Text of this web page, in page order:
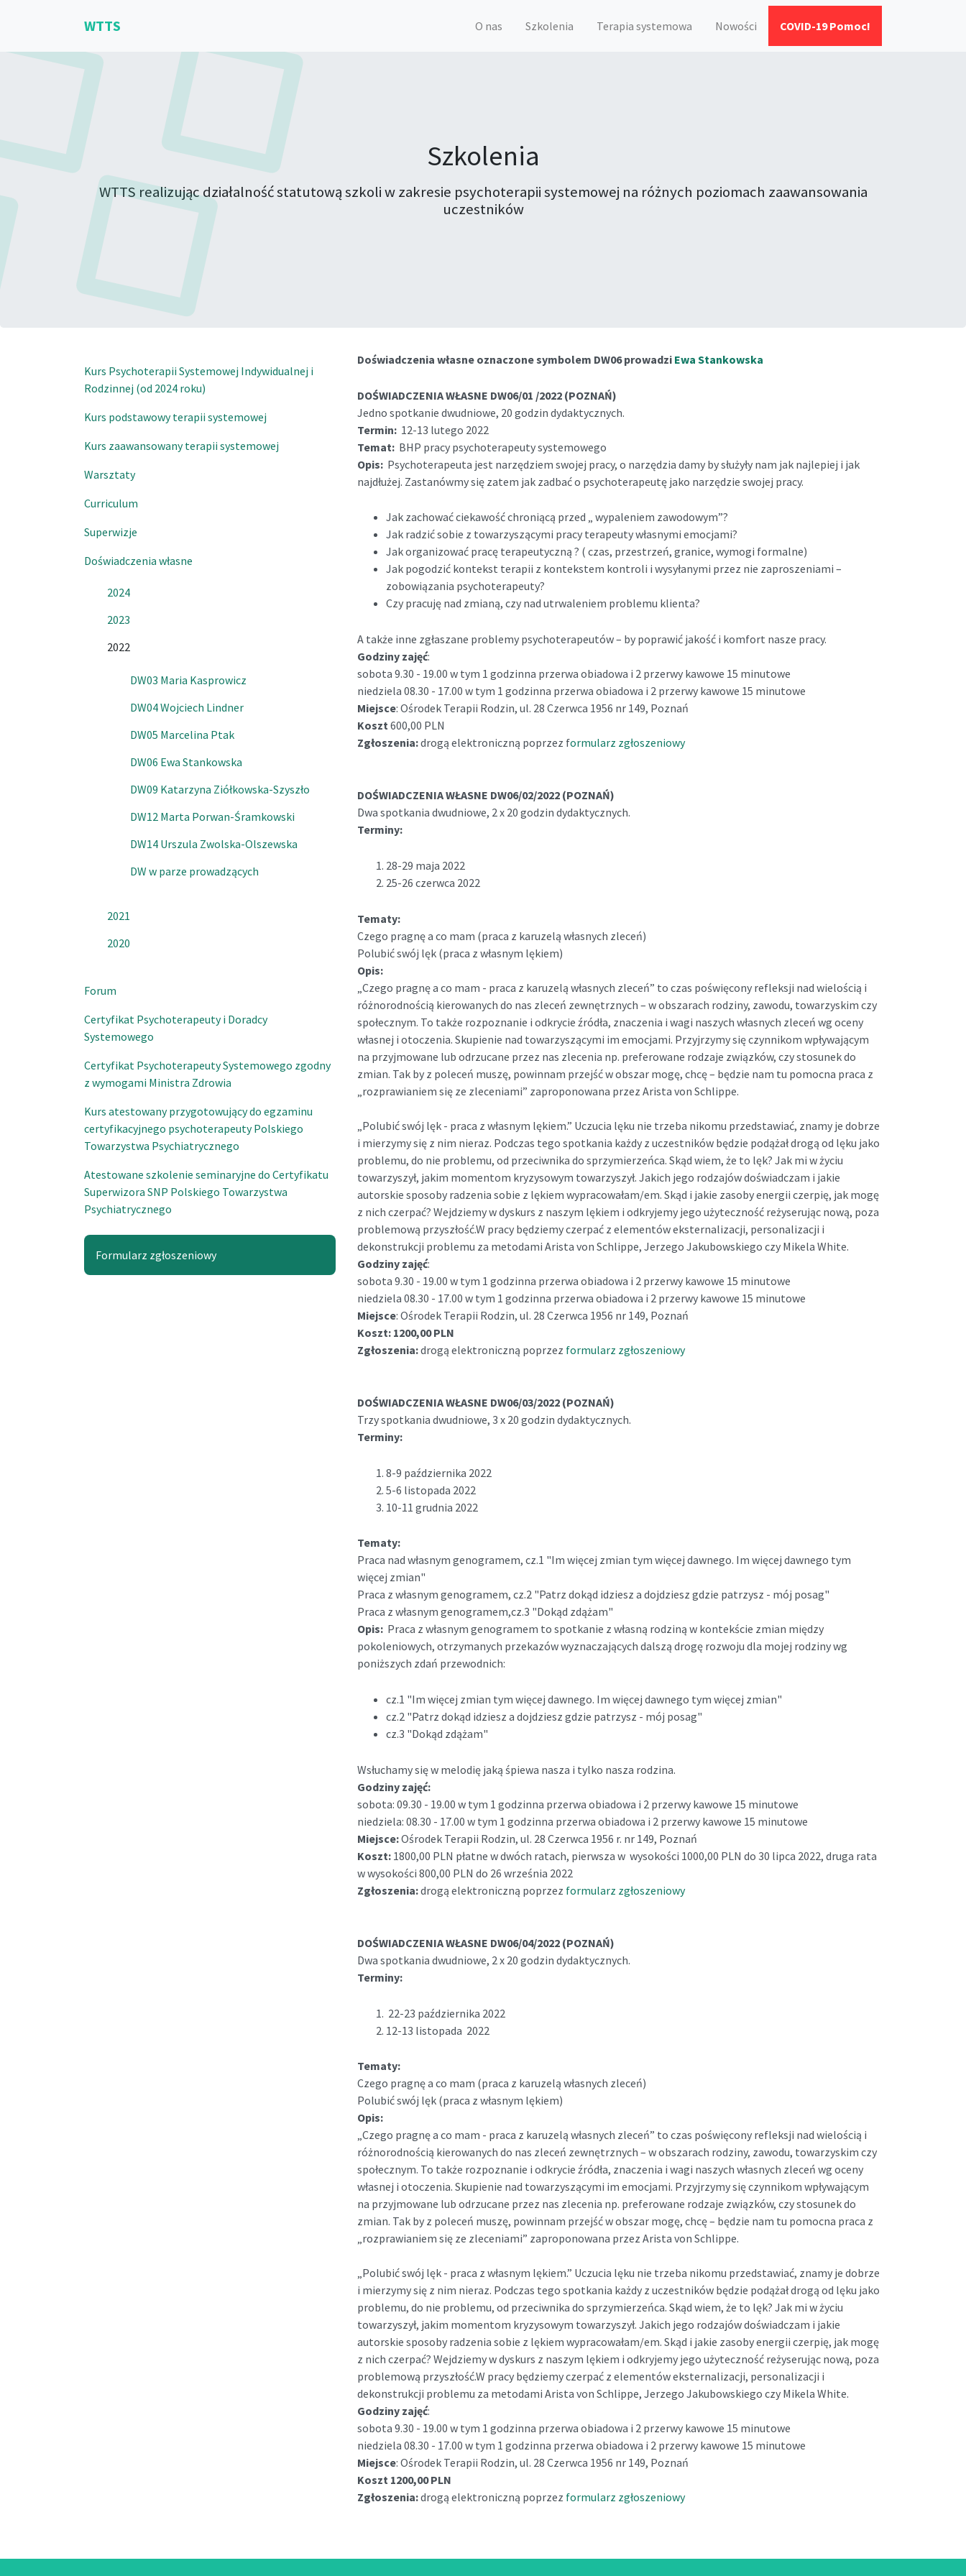
WTTS O nas Szkolenia Terapia systemowa Nowości COVID-19 Pomoc!
Szkolenia
WTTS realizując działalność statutową szkoli w zakresie psychoterapii systemowej na różnych poziomach zaawansowania
uczestników
Kurs Psychoterapii Systemowej Indywidualnej i
Rodzinnej (od 2024 roku)
Kurs podstawowy terapii systemowej
Kurs zaawansowany terapii systemowej
Warsztaty
Curriculum
Superwizje
Doświadczenia własne
2024
2023
2022
DW03 Maria Kasprowicz
DW04 Wojciech Lindner
DW05 Marcelina Ptak
DW06 Ewa Stankowska
DW09 Katarzyna Ziółkowska-Szyszło
DW12 Marta Porwan-Śramkowski
DW14 Urszula Zwolska-Olszewska
DW w parze prowadzących
2021
2020
Forum
Certyfikat Psychoterapeuty i Doradcy
Systemowego
Certyfikat Psychoterapeuty Systemowego zgodny
z wymogami Ministra Zdrowia
Kurs atestowany przygotowujący do egzaminu
certyfikacyjnego psychoterapeuty Polskiego
Towarzystwa Psychiatrycznego
Atestowane szkolenie seminaryjne do Certyfikatu
Superwizora SNP Polskiego Towarzystwa
Psychiatrycznego
Formularz zgłoszeniowy
Doświadczenia własne oznaczone symbolem DW06 prowadzi Ewa Stankowska
DOŚWIADCZENIA WŁASNE DW06/01 /2022 (POZNAŃ)
Jedno spotkanie dwudniowe, 20 godzin dydaktycznych.
Termin: 12-13 lutego 2022
Temat: BHP pracy psychoterapeuty systemowego
Opis: Psychoterapeuta jest narzędziem swojej pracy, o narzędzia damy by służyły nam jak najlepiej i jak
najdłużej. Zastanówmy się zatem jak zadbać o psychoterapeutę jako narzędzie swojej pracy.
Jak zachować ciekawość chroniącą przed „ wypaleniem zawodowym”?
Jak radzić sobie z towarzyszącymi pracy terapeuty własnymi emocjami?
Jak organizować pracę terapeutyczną ? ( czas, przestrzeń, granice, wymogi formalne)
Jak pogodzić kontekst terapii z kontekstem kontroli i wysyłanymi przez nie zaproszeniami –
zobowiązania psychoterapeuty?
Czy pracuję nad zmianą, czy nad utrwaleniem problemu klienta?
A także inne zgłaszane problemy psychoterapeutów – by poprawić jakość i komfort nasze pracy.
Godziny zajęć:
sobota 9.30 - 19.00 w tym 1 godzinna przerwa obiadowa i 2 przerwy kawowe 15 minutowe
niedziela 08.30 - 17.00 w tym 1 godzinna przerwa obiadowa i 2 przerwy kawowe 15 minutowe
Miejsce: Ośrodek Terapii Rodzin, ul. 28 Czerwca 1956 nr 149, Poznań
Koszt 600,00 PLN
Zgłoszenia:drogą elektroniczną poprzez formularz zgłoszeniowy
DOŚWIADCZENIA WŁASNE DW06/02/2022 (POZNAŃ)
Dwa spotkania dwudniowe, 2 x 20 godzin dydaktycznych.
Terminy:
28-29 maja 2022
25-26 czerwca 2022
Tematy:
Czego pragnę a co mam (praca z karuzelą własnych zleceń)
Polubić swój lęk (praca z własnym lękiem)
Opis:
„Czego pragnę a co mam - praca z karuzelą własnych zleceń” to czas poświęcony refleksji nad wielością i
różnorodnością kierowanych do nas zleceń zewnętrznych – w obszarach rodziny, zawodu, towarzyskim czy
społecznym. To także rozpoznanie i odkrycie źródła, znaczenia i wagi naszych własnych zleceń wg oceny
własnej i otoczenia. Skupienie nad towarzyszącymi im emocjami. Przyjrzymy się czynnikom wpływającym
na przyjmowane lub odrzucane przez nas zlecenia np. preferowane rodzaje związków, czy stosunek do
zmian. Tak by z poleceń muszę, powinnam przejść w obszar mogę, chcę – będzie nam tu pomocna praca z
„rozprawianiem się ze zleceniami” zaproponowana przez Arista von Schlippe.
„Polubić swój lęk - praca z własnym lękiem.” Uczucia lęku nie trzeba nikomu przedstawiać, znamy je dobrze
i mierzymy się z nim nieraz. Podczas tego spotkania każdy z uczestników będzie podążał drogą od lęku jako
problemu, do nie problemu, od przeciwnika do sprzymierzeńca. Skąd wiem, że to lęk? Jak mi w życiu
towarzyszył, jakim momentom kryzysowym towarzyszył. Jakich jego rodzajów doświadczam i jakie
autorskie sposoby radzenia sobie z lękiem wypracowałam/em. Skąd i jakie zasoby energii czerpię, jak mogę
z nich czerpać? Wejdziemy w dyskurs z naszym lękiem i odkryjemy jego użyteczność reżyserując nową, poza
problemową przyszłość.W pracy będziemy czerpać z elementów eksternalizacji, personalizacji i
dekonstrukcji problemu za metodami Arista von Schlippe, Jerzego Jakubowskiego czy Mikela White.
Godziny zajęć:
sobota 9.30 - 19.00 w tym 1 godzinna przerwa obiadowa i 2 przerwy kawowe 15 minutowe
niedziela 08.30 - 17.00 w tym 1 godzinna przerwa obiadowa i 2 przerwy kawowe 15 minutowe
Miejsce: Ośrodek Terapii Rodzin, ul. 28 Czerwca 1956 nr 149, Poznań
Koszt: 1200,00 PLN
Zgłoszenia:drogą elektroniczną poprzez formularz zgłoszeniowy
DOŚWIADCZENIA WŁASNE DW06/03/2022 (POZNAŃ)
Trzy spotkania dwudniowe, 3 x 20 godzin dydaktycznych.
Terminy:
8-9 października 2022
5-6 listopada 2022
10-11 grudnia 2022
Tematy:
Praca nad własnym genogramem, cz.1 "Im więcej zmian tym więcej dawnego. Im więcej dawnego tym
więcej zmian"
Praca z własnym genogramem, cz.2 "Patrz dokąd idziesz a dojdziesz gdzie patrzysz - mój posag"
Praca z własnym genogramem,cz.3 "Dokąd zdążam"
Opis: Praca z własnym genogramem to spotkanie z własną rodziną w kontekście zmian między
pokoleniowych, otrzymanych przekazów wyznaczających dalszą drogę rozwoju dla mojej rodziny wg
poniższych zdań przewodnich:
cz.1 "Im więcej zmian tym więcej dawnego. Im więcej dawnego tym więcej zmian"
cz.2 "Patrz dokąd idziesz a dojdziesz gdzie patrzysz - mój posag"
cz.3 "Dokąd zdążam"
Wsłuchamy się w melodię jaką śpiewa nasza i tylko nasza rodzina.
Godziny zajęć:
sobota: 09.30 - 19.00 w tym 1 godzinna przerwa obiadowa i 2 przerwy kawowe 15 minutowe
niedziela: 08.30 - 17.00 w tym 1 godzinna przerwa obiadowa i 2 przerwy kawowe 15 minutowe
Miejsce:Ośrodek Terapii Rodzin, ul. 28 Czerwca 1956 r. nr 149, Poznań
Koszt:1800,00 PLN płatne w dwóch ratach, pierwsza w wysokości 1000,00 PLN do 30 lipca 2022, druga rata
w wysokości 800,00 PLN do 26 września 2022
Zgłoszenia:drogą elektroniczną poprzez formularz zgłoszeniowy
DOŚWIADCZENIA WŁASNE DW06/04/2022 (POZNAŃ)
Dwa spotkania dwudniowe, 2 x 20 godzin dydaktycznych.
Terminy:
22-23 października 2022
12-13 listopada 2022
Tematy:
Czego pragnę a co mam (praca z karuzelą własnych zleceń)
Polubić swój lęk (praca z własnym lękiem)
Opis:
„Czego pragnę a co mam - praca z karuzelą własnych zleceń” to czas poświęcony refleksji nad wielością i
różnorodnością kierowanych do nas zleceń zewnętrznych – w obszarach rodziny, zawodu, towarzyskim czy
społecznym. To także rozpoznanie i odkrycie źródła, znaczenia i wagi naszych własnych zleceń wg oceny
własnej i otoczenia. Skupienie nad towarzyszącymi im emocjami. Przyjrzymy się czynnikom wpływającym
na przyjmowane lub odrzucane przez nas zlecenia np. preferowane rodzaje związków, czy stosunek do
zmian. Tak by z poleceń muszę, powinnam przejść w obszar mogę, chcę – będzie nam tu pomocna praca z
„rozprawianiem się ze zleceniami” zaproponowana przez Arista von Schlippe.
„Polubić swój lęk - praca z własnym lękiem.” Uczucia lęku nie trzeba nikomu przedstawiać, znamy je dobrze
i mierzymy się z nim nieraz. Podczas tego spotkania każdy z uczestników będzie podążał drogą od lęku jako
problemu, do nie problemu, od przeciwnika do sprzymierzeńca. Skąd wiem, że to lęk? Jak mi w życiu
towarzyszył, jakim momentom kryzysowym towarzyszył. Jakich jego rodzajów doświadczam i jakie
autorskie sposoby radzenia sobie z lękiem wypracowałam/em. Skąd i jakie zasoby energii czerpię, jak mogę
z nich czerpać? Wejdziemy w dyskurs z naszym lękiem i odkryjemy jego użyteczność reżyserując nową, poza
problemową przyszłość.W pracy będziemy czerpać z elementów eksternalizacji, personalizacji i
dekonstrukcji problemu za metodami Arista von Schlippe, Jerzego Jakubowskiego czy Mikela White.
Godziny zajęć:
sobota 9.30 - 19.00 w tym 1 godzinna przerwa obiadowa i 2 przerwy kawowe 15 minutowe
niedziela 08.30 - 17.00 w tym 1 godzinna przerwa obiadowa i 2 przerwy kawowe 15 minutowe
Miejsce: Ośrodek Terapii Rodzin, ul. 28 Czerwca 1956 nr 149, Poznań
Koszt 1200,00 PLN
Zgłoszenia:drogą elektroniczną poprzez formularz zgłoszeniowy